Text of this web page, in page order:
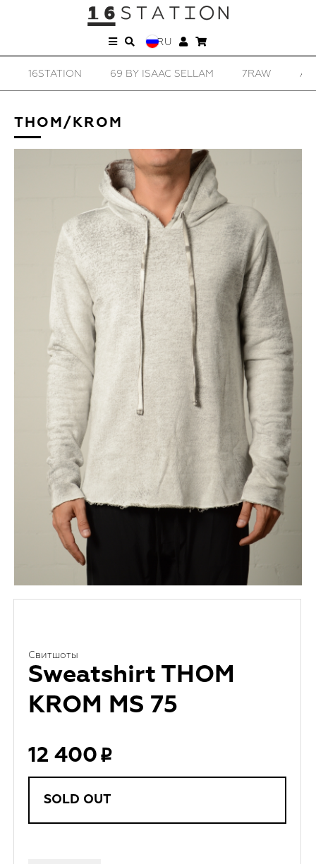
RU
16STATION 69 BY ISAAC SELLAM 7RAW
THOM/KROM
Свитшоты
Sweatshirt THOM
KROM MS 75
12 400
SOLD OUT